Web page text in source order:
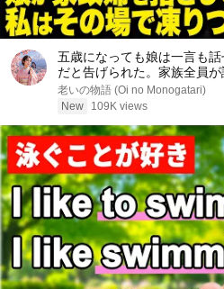
五歳になっても娘は一言も
だと告げられた。家族全員が
家政婦を指さして初めて口を
ついた――
老いの物語 (Oi no Monogatari)
New
109K views